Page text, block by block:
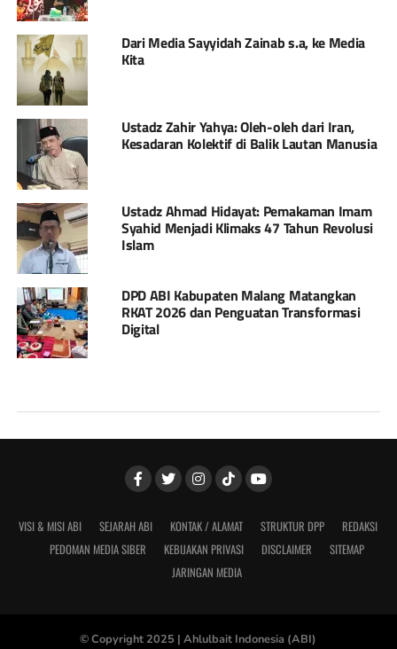
Dari Media Sayyidah Zainab s.a, ke Media
Kita
Ustadz Zahir Yahya: Oleh-oleh dari Iran,
Kesadaran Kolektif di Balik Lautan Manusia
Ustadz Ahmad Hidayat: Pemakaman Imam
Syahid Menjadi Klimaks 47 Tahun Revolusi
Islam
DPD ABI Kabupaten Malang Matangkan
RKAT 2026 dan Penguatan Transformasi
Digital
VISI & MISI ABI SEJARAH ABI KONTAK / ALAMAT STRUKTUR DPP
REDAKSI
PEDOMAN MEDIA SIBER
KEBIJAKAN PRIVASI DISCLAIMER
SITEMAP
JARINGAN MEDIA
© Copyright 2025 | Ahlulbait Indonesia (ABI)